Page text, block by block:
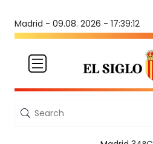
Madrid - 09.08. 2026 - 17:39:12